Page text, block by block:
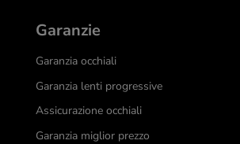
Garanzie
Garanzia occhiali
Garanzia lenti progressive
Assicurazione occhiali
Garanzia miglior prezzo